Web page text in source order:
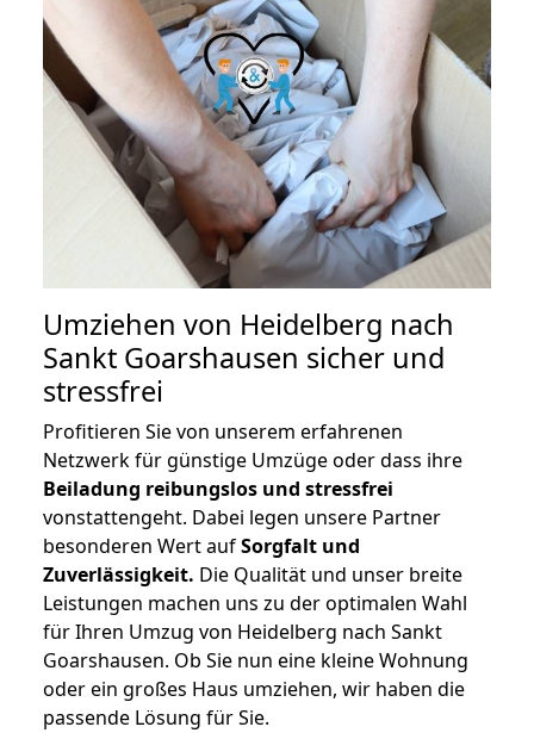
Umziehen von Heidelberg nach
Sankt Goarshausen sicher und
stressfrei
Profitieren Sie von unserem erfahrenen
Netzwerk für günstige Umzüge oder dass ihre
Beiladung reibungslos und stressfrei
vonstattengeht. Dabei legen unsere Partner
besonderen Wert aufSorgfalt und
Zuverlässigkeit. Die Qualität und unser breite
Leistungen machen uns zu der optimalen Wahl
für Ihren Umzug von Heidelberg nach Sankt
Goarshausen. Ob Sie nun eine kleine Wohnung
oder ein großes Haus umziehen, wir haben die
passende Lösung für Sie.